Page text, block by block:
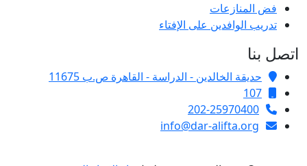
فض المنازعات
تدريب الوافدين على الإفتاء
اتصل بنا
حديقة الخالدين - الدراسة - القاهرة ص.ب 11675
107
202-25970400
info@dar-alifta.org